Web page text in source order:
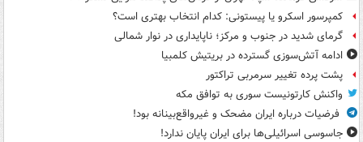
کمپرسور اسکرو یا پیستونی: کدام انتخاب بهتری است؟
گرمای شدید در جنوب و مرکز؛ ناپایداری در نوار شمالی
ادامه آتش‌سوزی گسترده در بریتیش کلمبیا
پشت پرده تغییر سرمربی تراکتور
واکنش کارتونیست سوری به توافق مکه
فرضیات درباره ایران مضحک و غیرواقع‌بینانه بود!
جاسوسی اسرائیلی‌ها برای ایران پایان ندارد!